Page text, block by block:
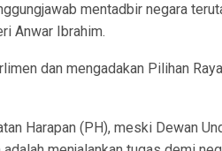
mentadbir negara
Anwar Ibrahim.
dan mengadakan Pilihan
Harapan (PH), meski Dewan